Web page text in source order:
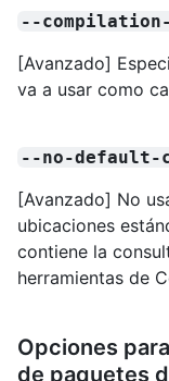
--compilation-
[Avanzado]
va a usar como
--no-default-
[Avanzado] No
ubicaciones
contiene la
herramientas de
Opciones
de paquetes